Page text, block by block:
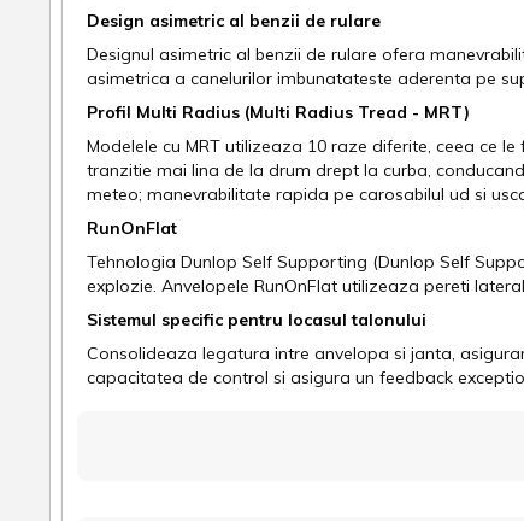
Design asimetric al benzii de rulare
Designul asimetric al benzii de rulare ofera
asimetrica a canelurilor imbunatateste aderenta pe
Profil Multi Radius (Multi Radius Tread - MRT)
Modelele cu MRT utilizeaza 10 raze diferite, ceea ce
tranzitie mai lina de la drum drept la curba,
meteo; manevrabilitate rapida pe carosabilul ud si
RunOnFlat
Tehnologia Dunlop Self Supporting (Dunlop Self
explozie. Anvelopele RunOnFlat utilizeaza pereti
Sistemul specific pentru locasul talonului
Consolideaza legatura intre anvelopa si janta,
capacitatea de control si asigura un feedback